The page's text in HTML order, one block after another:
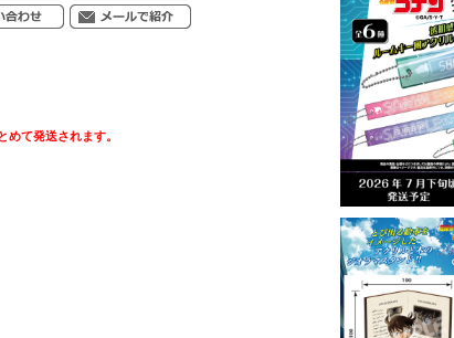
て発送されます。